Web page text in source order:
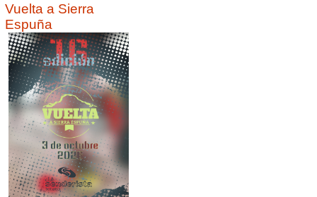
Vuelta a Sierra
Espuña